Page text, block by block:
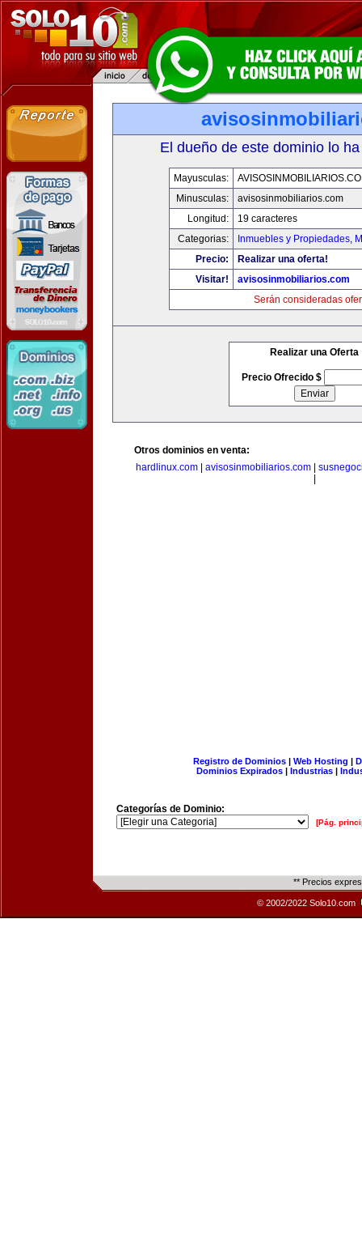
El dueño de este dominio lo
Mayusculas:
Minusculas:
avisosinmobiliarios.com
Longitud:
19 caracteres
Categorias:
Inmuebles y Propiedades,
Precio:
Realizar una oferta!
Visitar!
avisosinmobiliarios.com
Serán consideradas
Realizar una Oferta
Precio Ofrecido $
Otros dominios en venta:
hardlinux.com
avisosinmobiliarios.com
Registro de Dominios| Web Hosting |
Dominios Expirados | Industrias |
Categorías de Dominio:
[Pág.
** Precios
© 2002/2022 Solo10.com